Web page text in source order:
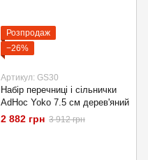
Розпродаж
−26%
Артикул: GS30
Набір перечниці і сільнички
AdHoc Yoko 7.5 см дерев'яний
2 882 грн 3 912 грн